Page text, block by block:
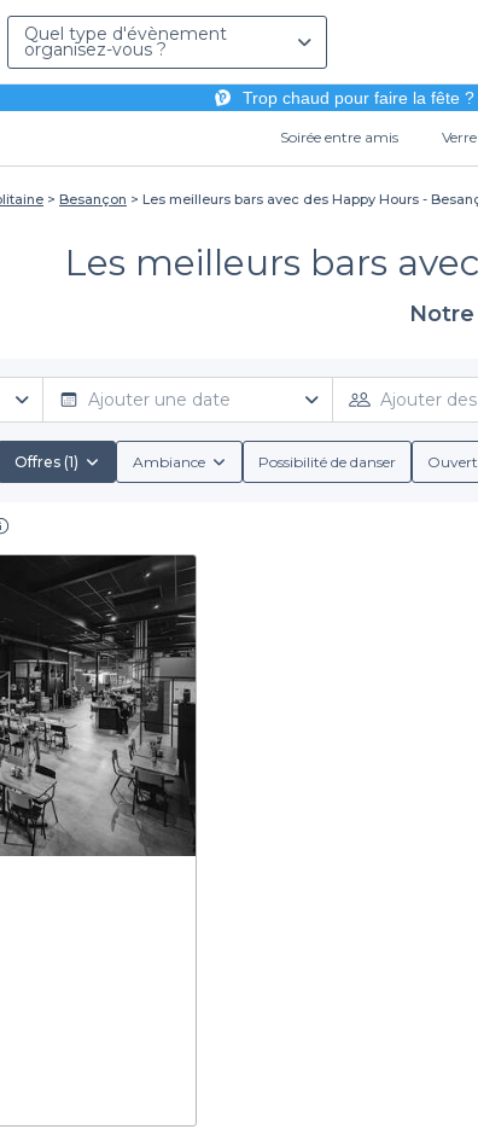
Quel type d'évènement
organisez-vous ?
Trop chaud pour faire la fête ?
Soirée entre amis
Besançon Les meilleurs bars avec des Happy Hours -
Les meilleurs bars
Ajouter une date Ajouter
Offres (1) Ambiance Possibilité de danser